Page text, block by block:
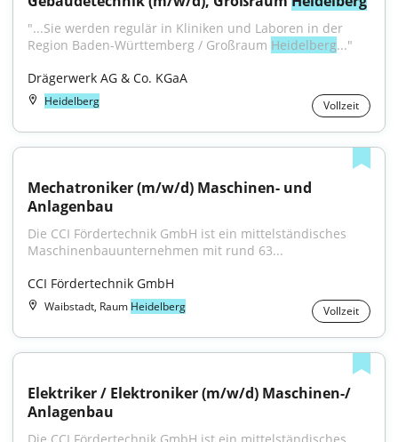
"...Sie werden regulär in Kliniken und Laboren in der
Region Baden-Württemberg / Großraum Heidelberg..."
Drägerwerk AG & Co. KGaA
Heidelberg Vollzeit
Mechatroniker (m/w/d) Maschinen- und
Anlagenbau
Die CCI Fördertechnik GmbH ist ein mittelständisches
Maschinenbauunternehmen mit rund 63...
CCI Fördertechnik GmbH
Waibstadt, Raum Heidelberg Vollzeit
Elektriker / Elektroniker (m/w/d) Maschinen-/
Anlagenbau